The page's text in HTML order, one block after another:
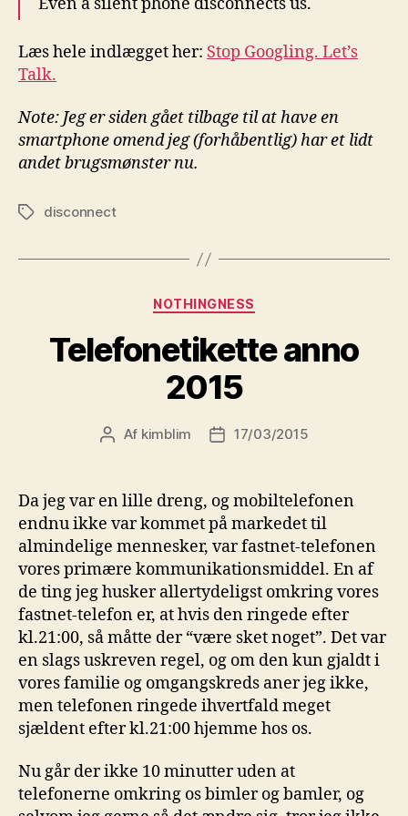
Læs hele indlægget her: Stop Googling. Let’s
Talk.
Note: Jeg er siden gået tilbage til at have en
smartphone omend jeg (forhåbentlig) har et lidt
andet brugsmønster nu.
Tagsdisconnect
Kategorier
NOTHINGNESS
Telefonetikette anno
2015
Indlægsforfatter
Af kimblim Indlægsdato
17/03/2015
Da jeg var en lille dreng, og mobiltelefonen
endnu ikke var kommet på markedet til
almindelige mennesker, var fastnet-telefonen
vores primære kommunikationsmiddel. En af
de ting jeg husker allertydeligst omkring vores
fastnet-telefon er, at hvis den ringede efter
kl.21:00, så måtte der “være sket noget”. Det var
en slags uskreven regel, og om den kun gjaldt i
vores familie og omgangskreds aner jeg ikke,
men telefonen ringede ihvertfald meget
sjældent efter kl.21:00 hjemme hos os.
Nu går der ikke 10 minutter uden at
telefonerne omkring os bimler og bamler, og